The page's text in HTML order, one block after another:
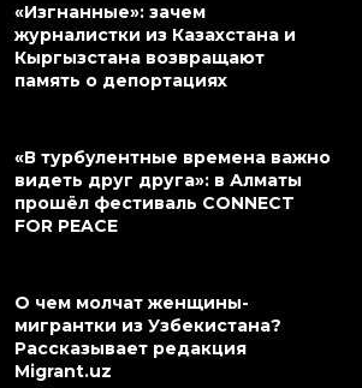
«Изгнанные»: зачем
журналистки из Казахстана и
Кыргызстана возвращают
память о депортациях
«В турбулентные времена важно
видеть друг друга»: в Алматы
прошёл фестиваль CONNECT
FOR PEACE
О чем молчат женщины-
мигрантки из Узбекистана?
Рассказывает редакция
Migrant.uz